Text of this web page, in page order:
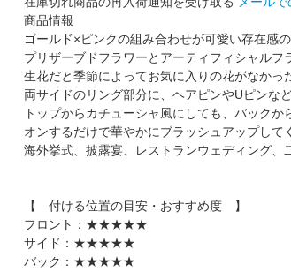
商品情報
ゴールド×ピンクの組み合わせが可愛い存在感
プリザーブドフラワーとアーティフィシャル
生花だと季節によってお気に入りの花がなかっ
両サイドのリング部分に、ヘアピンやUピンな
トップからカチューシャ風にしても、バック
オンするだけで華やかにブラッシュアップし
海外挙式、披露宴、レストランウェディング、
【 付ける位置の目安・おすすめ度 】
フロント：★★★★★
サイド：★★★★★
バック：★★★★★